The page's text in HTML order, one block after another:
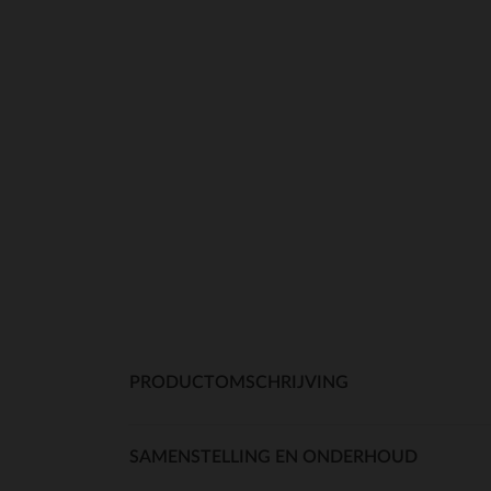
PRODUCTOMSCHRIJVING
SAMENSTELLING EN ONDERHOUD